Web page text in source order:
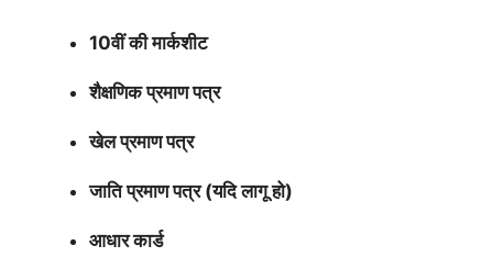
10वीं की मार्कशीट
शैक्षणिक प्रमाण पत्र
खेल प्रमाण पत्र
जाति प्रमाण पत्र (यदि लागू हो)
आधार कार्ड